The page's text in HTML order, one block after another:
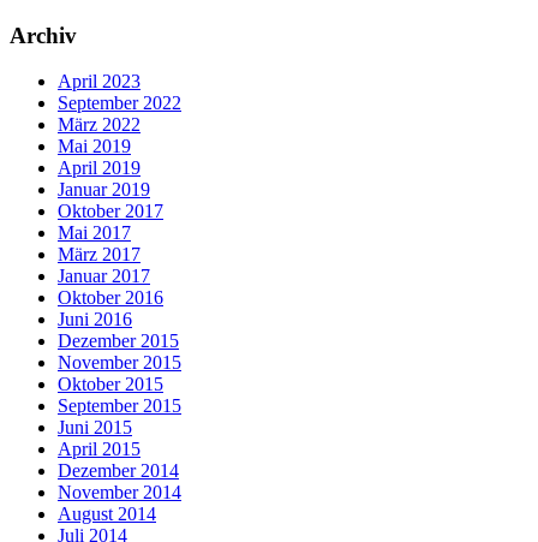
Archiv
April 2023
September 2022
März 2022
Mai 2019
April 2019
Januar 2019
Oktober 2017
Mai 2017
März 2017
Januar 2017
Oktober 2016
Juni 2016
Dezember 2015
November 2015
Oktober 2015
September 2015
Juni 2015
April 2015
Dezember 2014
November 2014
August 2014
Juli 2014